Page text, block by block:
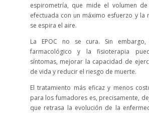
espirometría, que mide el volumen
efectuada con un máximo esfuerzo y la
se espira el aire.
La EPOC no se cura. Sin
farmacológico y la fisioterapia
síntomas, mejorar la capacidad de
de vida y reducir el riesgo de muerte.
El tratamiento más eficaz y menos
para los fumadores es, precisamente,
que retrasa la evolución de la